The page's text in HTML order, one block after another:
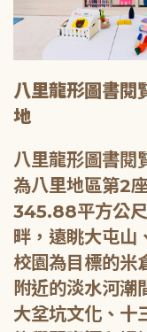
八里龍形圖書閱
地
八里龍形圖書閱
為八里地區第2
345.88平方公
畔，遠眺大屯山
校園為目標的米
附近的淡水河潮
大坌坑文化、十